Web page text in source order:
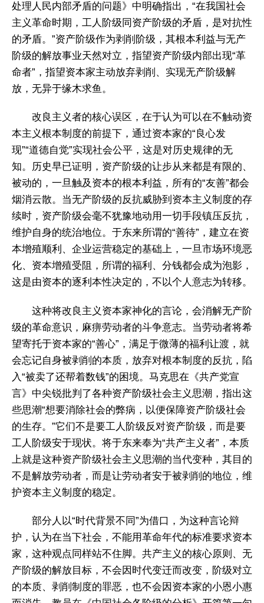
处理人民内部矛盾的问题》中明确指出，“在我国社会
主义革命时期，工人阶级同资产阶级的矛盾，是对抗性
的矛盾。”资产阶级作为剥削阶级，其根本利益与无产
阶级的解放事业天然对立，指望资产阶级内部出现“革
命者”，指望资本家主动放弃剥削、实现无产阶级解
放，无异于缘木求鱼。
改良主义者的核心误区，在于认为可以在不触动资
本主义根本制度的前提下，通过资本家的“良心发
现”“道德自觉”实现社会公平，这是对历史规律的无
知。历史早已证明，资产阶级的让步从来都是有限的、
被动的，一旦触及资本的根本利益，所有的“友善”都会
烟消云散。当无产阶级的反抗威胁到资本主义制度的存
续时，资产阶级会毫不犹豫地动用一切手段镇压反抗，
维护自身的统治地位。于东来所谓的“善待”，建立在资
本增殖顺利、企业运营稳定的基础上，一旦市场环境恶
化、资本增殖受阻，所谓的福利、分钱都会成为泡影，
这是由资本的逐利本性决定的，不以个人意志为转移。
这种将改良主义资本家神化的言论，会消解无产阶
级的革命意识，麻痹劳动者的斗争意志。当劳动者将希
望寄托于资本家的“善心”，满足于微薄的福利让渡，就
会忘记自身被剥削的本质，放弃对根本制度的反抗，陷
入“被卖了还帮着数钱”的困境。马克思在《共产党宣
言》中尖锐批判了各种资产阶级社会主义思潮，指出这
些思潮“想要消除社会的弊病，以便保障资产阶级社会
的生存。”它们不是要工人阶级反对资产阶级，而是要
工人阶级安于现状。将于东来奉为“共产主义者”，本质
上就是这种资产阶级社会主义思潮的当代变种，其目的
不是解放劳动者，而是让劳动者安于被剥削的地位，维
护资本主义制度的稳定。
部分人以“时代背景不同”为借口，为这种言论辩
护，认为在当下社会，不能用革命年代的标准要求资本
家，这种观点同样站不住脚。共产主义的核心原则、无
产阶级的解放目标，不会因时代变迁而改变，阶级对立
的本质、剥削制度的罪恶，也不会因资本家的小恩小惠